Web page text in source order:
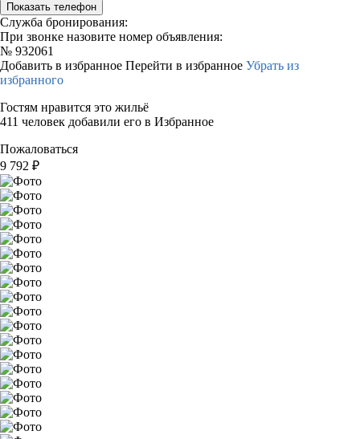
Показать телефон
Служба бронирования:
При звонке назовите номер объявления:
№ 932061
Добавить в избранное Перейти в избранное Убрать из
избранного
Гостям нравится это жильё
411 человек добавили его в Избранное
Пожаловаться
9 792 ₽